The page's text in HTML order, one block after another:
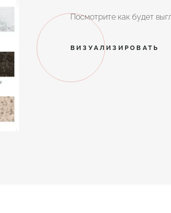
Посмотрите как будет
ВИЗУАЛИЗИРОВАТЬ